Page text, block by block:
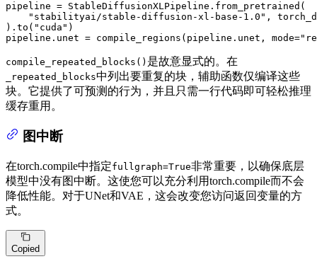
pipeline = StableDiffusionXLPipeline.from_pretrained(
"stabilityai/stable-diffusion-xl-base-1.0" ,
).to( "cuda" )
pipeline.unet = compile_regions(pipeline.unet, mode=
compile_repeated_blocks() 是故意显式的。在
_repeated_blocks中列出要重复的块，辅助函数仅编译这些
块。它提供了可预测的行为，并且只需一行代码即可轻松推理
缓存重用。
图中断
在torch.compile中指定fullgraph=True非常重要，以确保底层
模型中没有图中断。这使您可以充分利用torch.compile而不会
降低性能。对于UNet和VAE，这会改变您访问返回变量的方
式。
Copied